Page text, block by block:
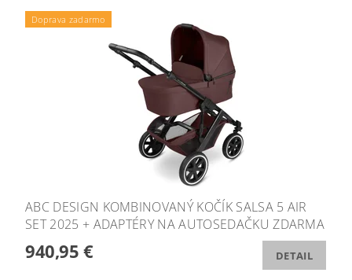
Doprava zadarmo
ABC DESIGN KOMBINOVANÝ KOČÍK SALSA 5 AIR
SET 2025 + ADAPTÉRY NA AUTOSEDAČKU ZDARMA
940,95 € DETAIL